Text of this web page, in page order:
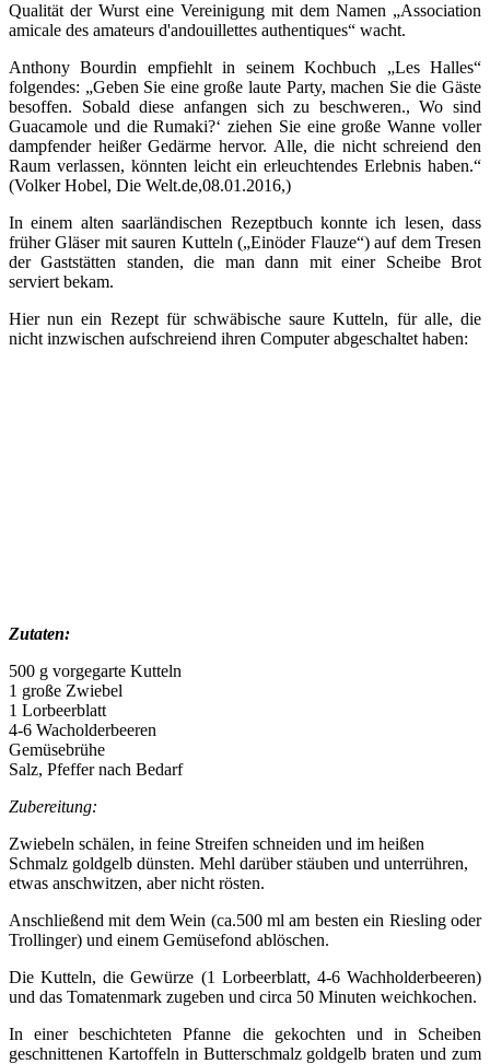
Qualität der Wurst eine Vereinigung mit dem Namen „Association
amicale des amateurs d'andouillettes authentiques“ wacht.
Anthony Bourdin empfiehlt in seinem Kochbuch „Les Halles“
folgendes: „Geben Sie eine große laute Party, machen Sie die Gäste
besoffen. Sobald diese anfangen sich zu beschweren., Wo sind
Guacamole und die Rumaki?‘ ziehen Sie eine große Wanne voller
dampfender heißer Gedärme hervor. Alle, die nicht schreiend den
Raum verlassen, könnten leicht ein erleuchtendes Erlebnis haben.“
(Volker Hobel, Die Welt.de,08.01.2016,)
In einem alten saarländischen Rezeptbuch konnte ich lesen, dass
früher Gläser mit sauren Kutteln („Einöder Flauze“) auf dem Tresen
der Gaststätten standen, die man dann mit einer Scheibe Brot
serviert bekam.
Hier nun ein Rezept für schwäbische saure Kutteln, für alle, die
nicht inzwischen aufschreiend ihren Computer abgeschaltet haben:
Zutaten:
500 g vorgegarte Kutteln
1 große Zwiebel
1 Lorbeerblatt
4-6 Wacholderbeeren
Gemüsebrühe
Salz, Pfeffer nach Bedarf
Zubereitung:
Zwiebeln schälen, in feine Streifen schneiden und im heißen
Schmalz goldgelb dünsten. Mehl darüber stäuben und unterrühren,
etwas anschwitzen, aber nicht rösten.
Anschließend mit dem Wein (ca.500 ml am besten ein Riesling oder
Trollinger) und einem Gemüsefond ablöschen.
Die Kutteln, die Gewürze (1 Lorbeerblatt, 4-6 Wachholderbeeren)
und das Tomatenmark zugeben und circa 50 Minuten weichkochen.
In einer beschichteten Pfanne die gekochten und in Scheiben
geschnittenen Kartoffeln in Butterschmalz goldgelb braten und zum